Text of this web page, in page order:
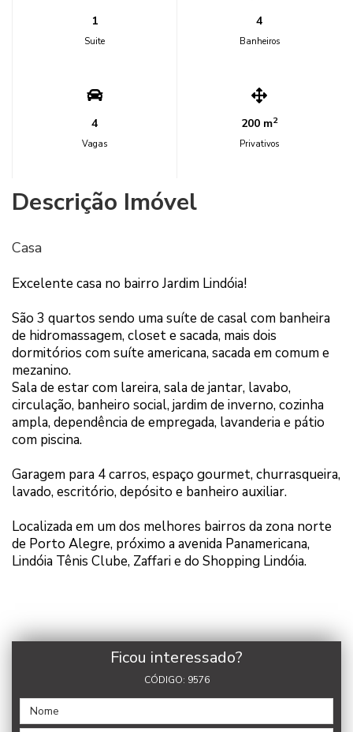
1
Suite
4
Banheiros
4
Vagas
200 m2
Privativos
Descrição Imóvel
Casa
Excelente casa no bairro Jardim Lindóia!
São 3 quartos sendo uma suíte de casal com banheira
de hidromassagem, closet e sacada, mais dois
dormitórios com suíte americana, sacada em comum e
mezanino.
Sala de estar com lareira, sala de jantar, lavabo,
circulação, banheiro social, jardim de inverno, cozinha
ampla, dependência de empregada, lavanderia e pátio
com piscina.
Garagem para 4 carros, espaço gourmet, churrasqueira,
lavado, escritório, depósito e banheiro auxiliar.
Localizada em um dos melhores bairros da zona norte
de Porto Alegre, próximo a avenida Panamericana,
Lindóia Tênis Clube, Zaffari e do Shopping Lindóia.
Ficou interessado?
CÓDIGO: 9576